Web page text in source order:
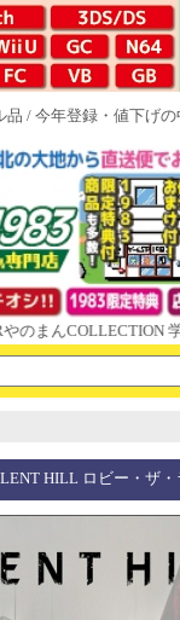
品 / 今年登録・値下げの
学校であ
HILL ロビー・ザ